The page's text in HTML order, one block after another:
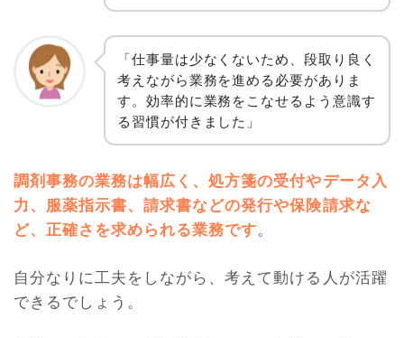
「仕事量は少なくないため、段取り良く
考えながら業務を進める必要がありま
す。効率的に業務をこなせるよう意識す
る習慣が付きました」
調剤事務の業務は幅広く、処方箋の受付やデータ入
力、服薬指示書、請求書などの発行や保険請求な
ど、正確さを求められる業務です。
自分なりに工夫をしながら、考えて動ける人が活躍
できるでしょう。